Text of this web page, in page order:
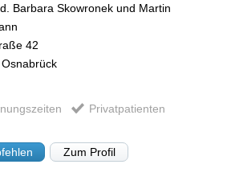
Barbara Skowronek und Martin
42
Osnabrück
Privatpatienten
Zum Profil